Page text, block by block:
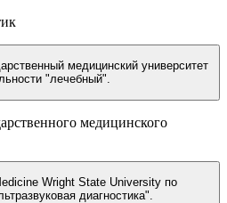
медицинский университет
"лечебный".
Wright State University по
диагностика"